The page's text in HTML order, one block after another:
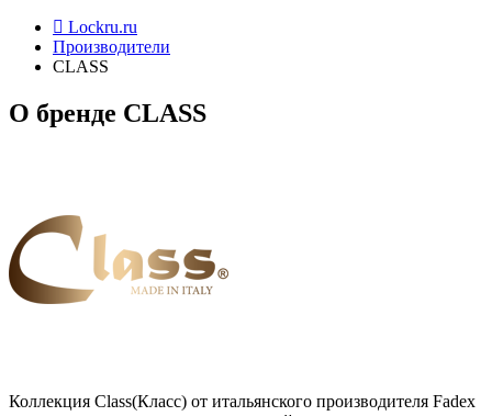
Lockru.ru
Производители
CLASS
О бренде CLASS
Коллекция Class(Класс) от итальянского производителя Fadex